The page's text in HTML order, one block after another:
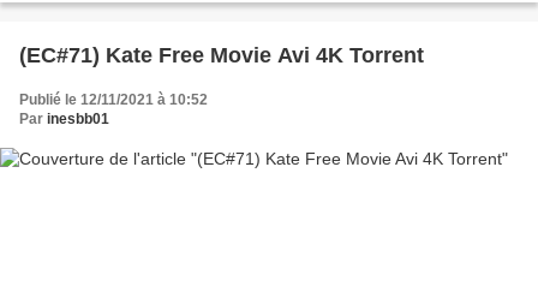
(EC#71) Kate Free Movie Avi 4K Torrent
Publié le 12/11/2021 à 10:52
Par inesbb01